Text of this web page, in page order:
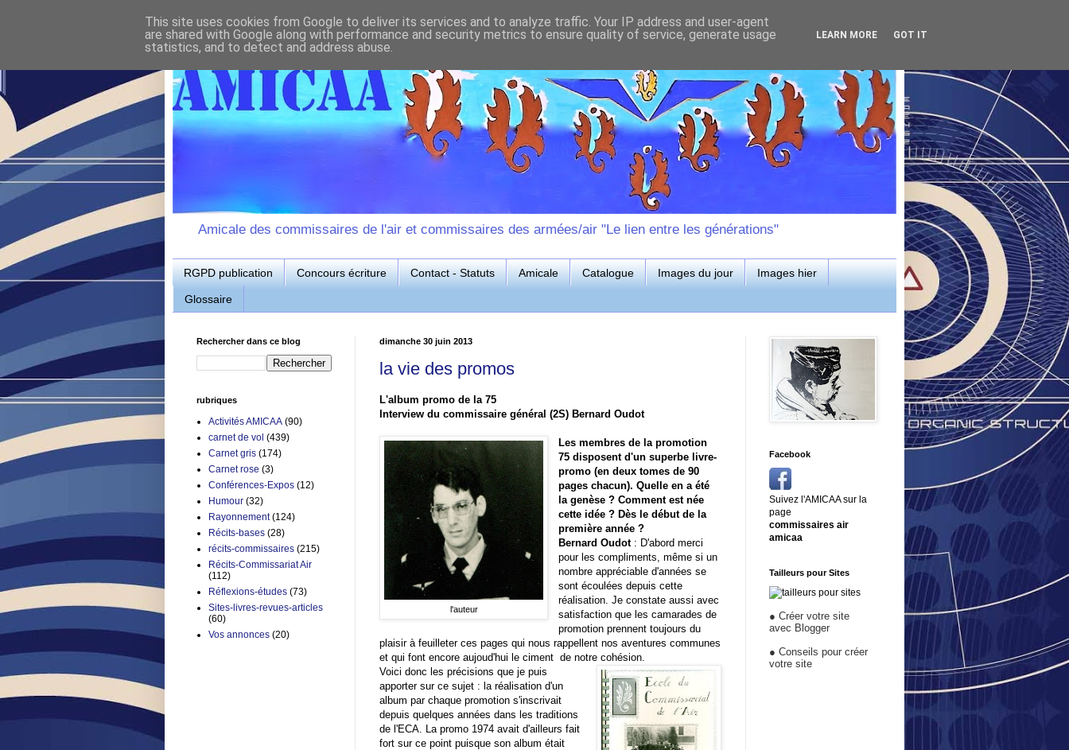
Amicale des commissaires de l'air et commissaires des armées/air "Le lien entre les générations"
RGPD publication Concours écriture Contact - Statuts Amicale Catalogue Images du jour Images hier
Glossaire
dimanche 30 juin 2013
la vie des promos
L'album promo de la 75
Interview du commissaire général (2S) Bernard Oudot
l'auteur
Les membres de la promotion
75 disposent d'un superbe livre-
promo (en deux tomes de 90
pages chacun). Quelle en a été
la genèse ? Comment est née
cette idée ? Dès le début de la
première année ?
Bernard Oudot: D'abord merci
pour les compliments, même si un
nombre appréciable d'années se
sont écoulées depuis cette
réalisation. Je constate aussi avec
satisfaction que les camarades de
promotion prennent toujours du
plaisir à feuilleter ces pages qui nous rappellent nos aventures communes
et qui font encore aujoud'hui le ciment de notre cohésion.
Voici donc les précisions que je puis
apporter sur ce sujet : la réalisation d'un
album par chaque promotion s'inscrivait
depuis quelques années dans les traditions
de l'ECA. La promo 1974 avait d'ailleurs fait
fort sur ce point puisque son album était
Rechercher dans ce blog
rubriques
Activités AMICAA (90)
carnet de vol (439)
Carnet gris (174)
Carnet rose (3)
Conférences-Expos (12)
Humour (32)
Rayonnement (124)
Récits-bases (28)
récits-commissaires (215)
Récits-Commissariat Air
(112)
Réflexions-études (73)
Sites-livres-revues-articles
(60)
Vos annonces (20)
Facebook
Suivez l'AMICAA sur la
page
commissaires air
amicaa
Tailleurs pour Sites
● Créer votre site
avec Blogger
● Conseils pour créer
votre site
This site uses cookies from Google to deliver its services and to analyze traffic. Your IP address and user-agent
are shared with Google along with performance and security metrics to ensure quality of service, generate usage
statistics, and to detect and address abuse.
LEARN MORE GOT IT